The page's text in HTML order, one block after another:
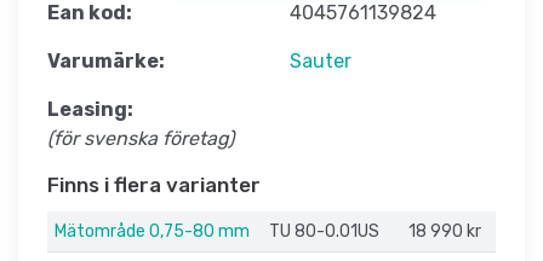
Ean kod: 4045761139824
Varumärke: Sauter
Leasing:
(för svenska företag)
Finns i flera varianter
Mätområde 0,75-80 mm TU 80-0.01US
18 990 kr